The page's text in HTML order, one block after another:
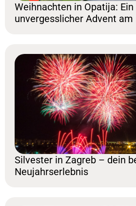
Weihnachten in Opatija: Ein
unvergesslicher Advent am
Silvester in Zagreb – dein
Neujahrserlebnis